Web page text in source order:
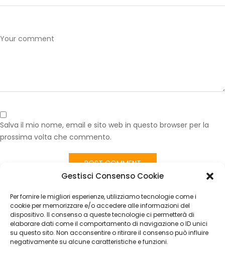
Gestisci Consenso Cookie
Per fornire le migliori esperienze, utilizziamo tecnologie come i
cookie per memorizzare e/o accedere alle informazioni del
dispositivo. Il consenso a queste tecnologie ci permetterà di
elaborare dati come il comportamento di navigazione o ID unici
su questo sito. Non acconsentire o ritirare il consenso può influire
negativamente su alcune caratteristiche e funzioni.
Salva il mio nome, email e sito web in questo browser per la
prossima volta che commento.
Volante Originale Fiat Tipo 2017 Cod. N00012 Nero –
CATEGORIES
Nessuna categoria